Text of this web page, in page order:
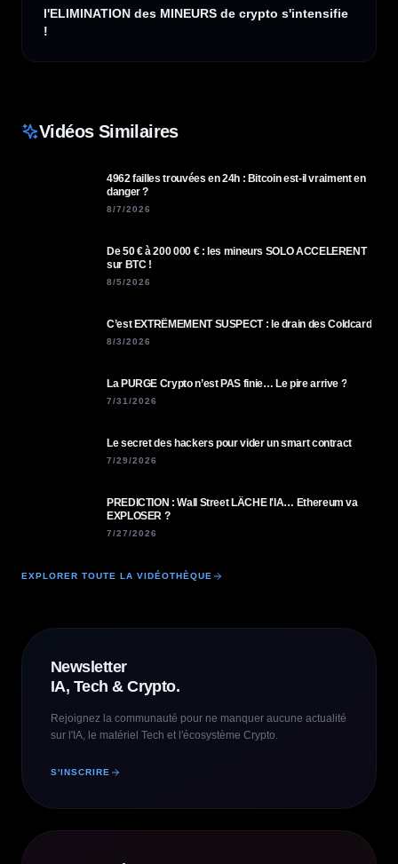
l'ELIMINATION des MINEURS de crypto s'intensifie
!
Vidéos Similaires
4962 failles trouvées en 24h : Bitcoin est-il vraiment en
danger ?
8/7/2026
De 50 € à 200 000 € : les mineurs SOLO ACCELERENT
sur BTC !
8/5/2026
C’est EXTRÊMEMENT SUSPECT : le drain des Coldcard
8/3/2026
La PURGE Crypto n’est PAS finie… Le pire arrive ?
7/31/2026
Le secret des hackers pour vider un smart contract
7/29/2026
PREDICTION : Wall Street LÂCHE l'IA… Ethereum va
EXPLOSER ?
7/27/2026
EXPLORER TOUTE LA VIDÉOTHÈQUE
Newsletter
IA, Tech & Crypto.
Rejoignez la communauté pour ne manquer aucune actualité
sur l'IA, le matériel Tech et l'écosystème Crypto.
S'INSCRIRE